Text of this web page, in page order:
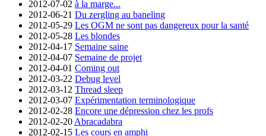
2012-07-02 à la marge...
2012-06-21 Du zergling au baneling
2012-05-29 Les OGM ne sont pas dangereux pour la santé
2012-05-28 Les blondes
2012-04-17 Semaine saine
2012-04-07 Semaine de projet
2012-04-01 Coming out
2012-03-22 Debug level
2012-03-12 Thread sleep
2012-03-07 Expérimentation terminologique
2012-02-28 Encore une dépression chez les profs
2012-02-20 Abracadabra
2012-02-15 Les cours en amphi